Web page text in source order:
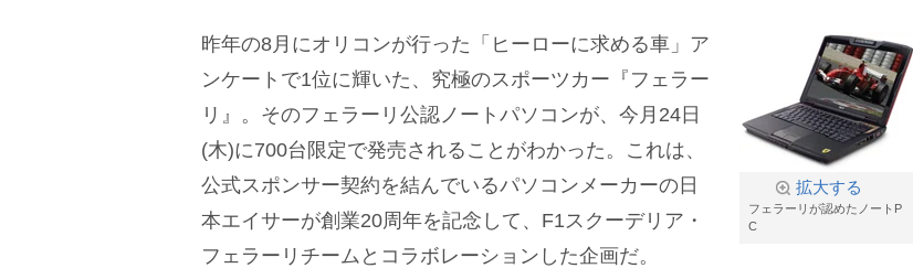
拡大する
フェラーリが認めたノートP
C
昨年の8月にオリコンが行った「ヒーローに求める車」ア
ンケートで1位に輝いた、究極のスポーツカー『フェラー
リ』。そのフェラーリ公認ノートパソコンが、今月24日
(木)に700台限定で発売されることがわかった。これは、
公式スポンサー契約を結んでいるパソコンメーカーの日
本エイサーが創業20周年を記念して、F1スクーデリア・
フェラーリチームとコラボレーションした企画だ。